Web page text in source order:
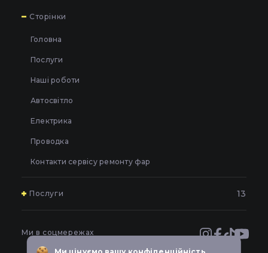
Сторінки
Головна
Послуги
Наші роботи
Автосвітло
Електрика
Проводка
Контакти сервісу ремонту фар
Послуги 13
Обклеювання та бронювання фар захисною плівкою
у Києві
Ми в соцмережах
Ми цінуємо вашу конфіденційність